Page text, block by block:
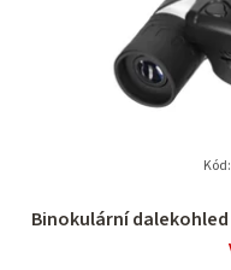
Binokulární dalekohled
Kód: